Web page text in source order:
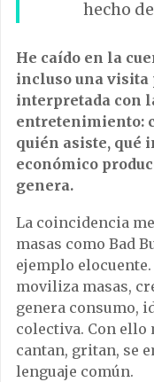
hecho
He caído en la
incluso una visita
interpretada con
entretenimiento:
quién asiste, qué
económico
genera.
La coincidencia
masas como Bad
ejemplo
moviliza masas,
genera consumo,
colectiva. Con ello
cantan, gritan, se
lenguaje común.